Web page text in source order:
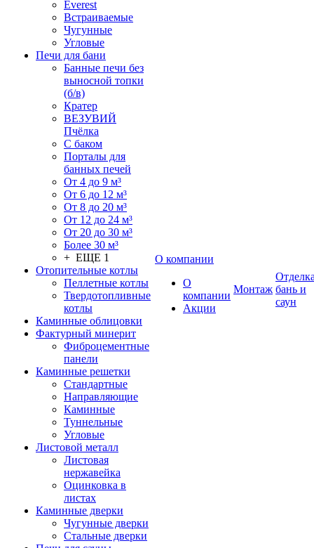
Everest
Встраиваемые
Чугунные
Угловые
Печи для бани
Банные печи без
выносной топки
(б/в)
Кратер
ВЕЗУВИЙ
Пчёлка
С баком
Порталы для
банных печей
От 4 до 9 м³
От 6 до 12 м³
От 8 до 20 м³
От 12 до 24 м³
От 20 до 30 м³
Более 30 м³
+ ЕЩЕ 1
Отопительные котлы
Пеллетные котлы
Твердотопливные
котлы
Каминные облицовки
Фактурный минерит
Фиброцементные
панели
Каминные решетки
Стандартные
Направляющие
Каминные
Туннельные
Угловые
Листовой металл
Листовая
нержавейка
Оцинковка в
листах
Каминные дверки
Чугунные дверки
Стальные дверки
О компании
О
компании
Акции
Монтаж бань и
саун